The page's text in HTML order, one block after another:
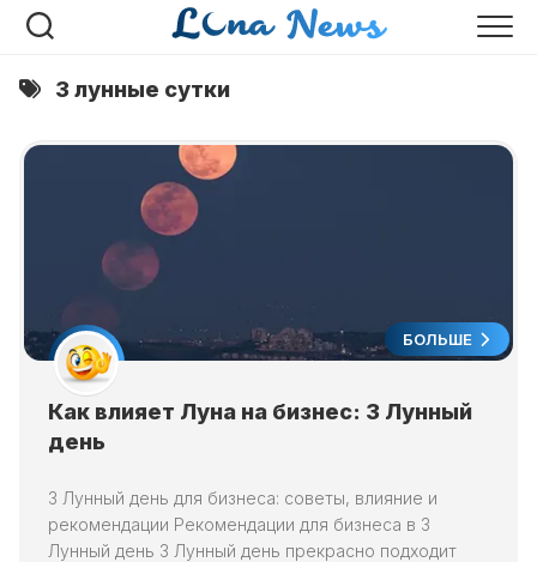
Перейти
3 лунные сутки
БОЛЬШЕ
Как влияет Луна на бизнес: 3 Лунный
день
3 Лунный день для бизнеса: советы, влияние и
рекомендации Рекомендации для бизнеса в 3
Лунный день 3 Лунный день прекрасно подходит